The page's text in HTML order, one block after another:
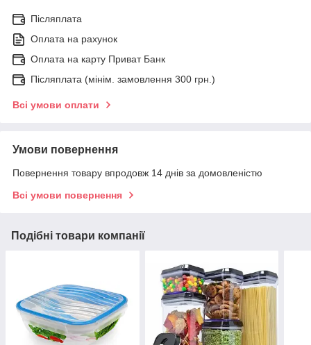
Післяплата
Оплата на рахунок
Оплата на карту Приват Банк
Післяплата (мінім. замовлення 300 грн.)
Всі умови оплати
Умови повернення
Повернення товару впродовж 14 днів за домовленістю
Всі умови повернення
Подібні товари компанії